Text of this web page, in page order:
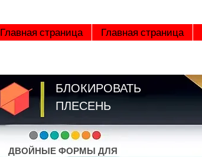
Главная страница Главная страница
БЛОКИРОВАТЬ
ПЛЕСЕНЬ
ДВОЙНЫЕ ФОРМЫ ДЛЯ